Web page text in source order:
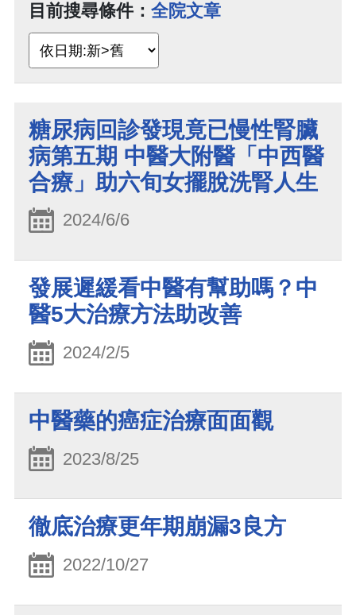
目前搜尋條件： 全院文章
糖尿病回診發現竟已慢性腎臟
病第五期 中醫大附醫「中西醫
合療」助六旬女擺脫洗腎人生
2024/6/6
發展遲緩看中醫有幫助嗎？中
醫5大治療方法助改善
2024/2/5
中醫藥的癌症治療面面觀
2023/8/25
徹底治療更年期崩漏3良方
2022/10/27